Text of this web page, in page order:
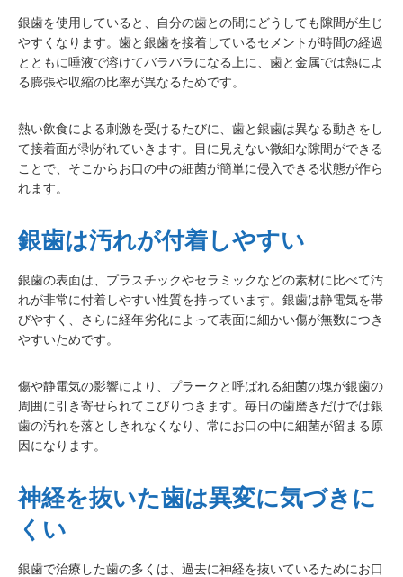
銀歯を使用していると、自分の歯との間にどうしても隙間が生じ
やすくなります。歯と銀歯を接着しているセメントが時間の経過
とともに唾液で溶けてバラバラになる上に、歯と金属では熱によ
る膨張や収縮の比率が異なるためです。
熱い飲食による刺激を受けるたびに、歯と銀歯は異なる動きをし
て接着面が剥がれていきます。目に見えない微細な隙間ができる
ことで、そこからお口の中の細菌が簡単に侵入できる状態が作ら
れます。
銀歯は汚れが付着しやすい
銀歯の表面は、プラスチックやセラミックなどの素材に比べて汚
れが非常に付着しやすい性質を持っています。銀歯は静電気を帯
びやすく、さらに経年劣化によって表面に細かい傷が無数につき
やすいためです。
傷や静電気の影響により、プラークと呼ばれる細菌の塊が銀歯の
周囲に引き寄せられてこびりつきます。毎日の歯磨きだけでは銀
歯の汚れを落としきれなくなり、常にお口の中に細菌が留まる原
因になります。
神経を抜いた歯は異変に気づきに
くい
銀歯で治療した歯の多くは、過去に神経を抜いているためにお口